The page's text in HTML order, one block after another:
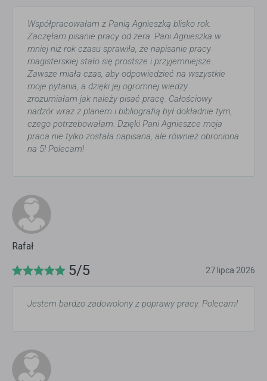
Współpracowałam z Panią Agnieszką blisko rok.
Zaczęłam pisanie pracy od zera. Pani Agnieszka w
mniej niż rok czasu sprawiła, że napisanie pracy
magisterskiej stało się prostsze i przyjemniejsze.
Zawsze miała czas, aby odpowiedzieć na wszystkie
moje pytania, a dzięki jej ogromnej wiedzy
zrozumiałam jak należy pisać pracę. Całościowy
nadzór wraz z planem i bibliografią był dokładnie tym,
czego potrzebowałam. Dzięki Pani Agnieszce moja
praca nie tylko została napisana, ale również obroniona
na 5! Polecam!
Rafał
5/5 27 lipca 2026
Jestem bardzo zadowolony z poprawy pracy. Polecam!